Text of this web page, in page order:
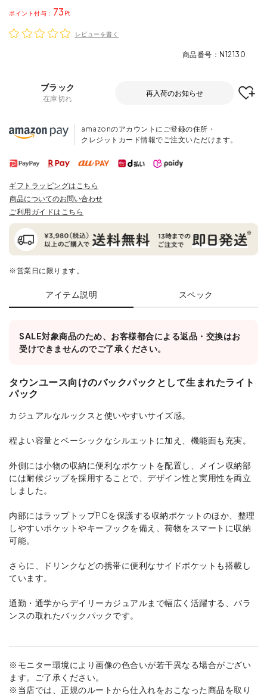
73
ポイント
レビューを書く
商品番号 N12130
ブラック
在庫切れ
再入荷のお知らせ
amazonのアカウントにご登録の住所・
クレジットカード情報でご注文いただけます。
ギフトラッピングはこちら
商品についてのお問い合わせ
ご利用ガイドはこちら
※営業日に限ります。
アイテム説明 スペック
SALE対象商品のため、お客様都合による返品・交換はお
受けできませんのでご了承ください。
タウンユース向けのバックパックとして生まれたライト
パック
カジュアルなルックスと使いやすいサイズ感。
程よい容量とベーシックなシルエットに加え、機能面も充実。
外側には小物の収納に便利なポケットを配置し、メイン収納部
には耐候ジップを採用することで、デザイン性と実用性を両立
しました。
内部にはラップトップPCを保護する収納ポケットのほか、整理
しやすいポケットやキーフックを備え、荷物をスマートに収納
可能。
さらに、ドリンクなどの携帯に便利なサイドポケットも搭載し
ています。
通勤・通学からデイリーカジュアルまで幅広く活躍する、バラ
ンスの取れたバックパックです。
※モニター環境により画像の色合いが若干異なる場合がござい
ます。ご了承ください。
※当店では、正規のルートから仕入れをおこなった商品を取り